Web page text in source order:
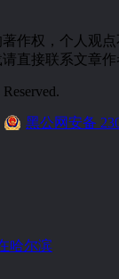
作权，个人观
直接联系文章作
黑公网安备
哈尔滨